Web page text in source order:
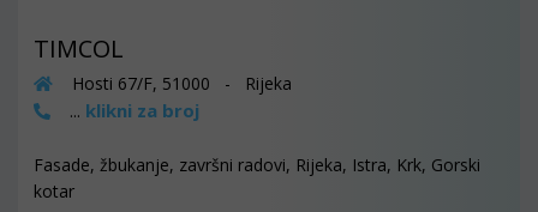
TIMCOL
Hosti 67/F, 51000 - Rijeka
... klikni za broj
Fasade, žbukanje, završni radovi, Rijeka, Istra, Krk, Gorski
kotar